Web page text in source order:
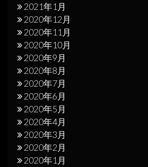
2021年1月
2020年12月
2020年11月
2020年10月
2020年9月
2020年8月
2020年7月
2020年6月
2020年5月
2020年4月
2020年3月
2020年2月
2020年1月